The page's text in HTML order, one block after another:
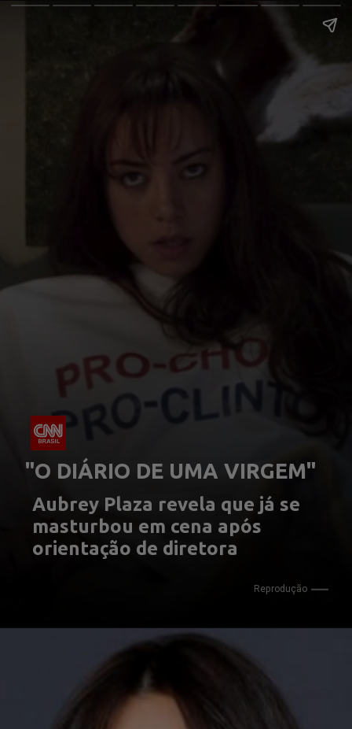
"O DIÁRIO DE UMA VIRGEM"
Reprodução
Aubrey Plaza revela que já se
masturbou em cena após
orientação de diretora